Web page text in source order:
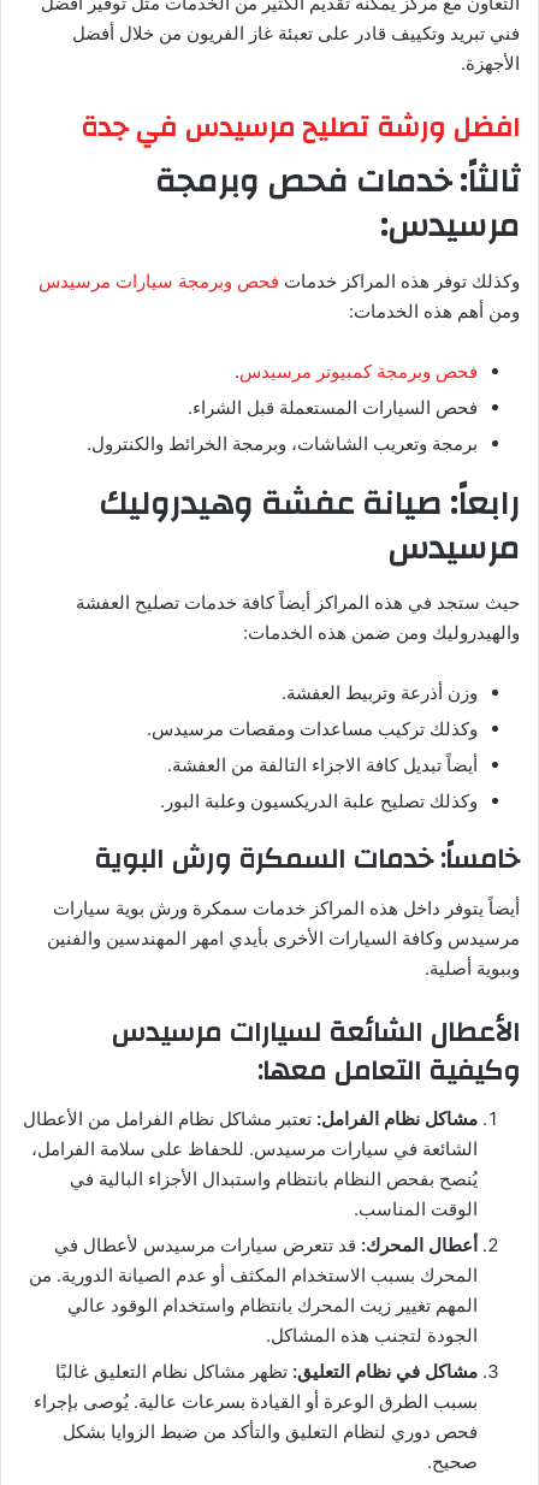
فني تبريد وتكييف قادر على تعبئة غاز الفريون من خلال أفضل
الأجهزة.
افضل ورشة تصليح مرسيدس في جدة
ثالثاً: خدمات فحص وبرمجة
مرسيدس:
وكذلك توفر هذه المراكز خدمات فحص وبرمجة سيارات مرسيدس
ومن أهم هذه الخدمات:
فحص وبرمجة كمبيوتر مرسيدس.
فحص السيارات المستعملة قبل الشراء.
برمجة وتعريب الشاشات، وبرمجة الخرائط والكنترول.
رابعاً: صيانة عفشة وهيدروليك
مرسيدس
حيث ستجد في هذه المراكز أيضاً كافة خدمات تصليح العفشة
والهيدروليك ومن ضمن هذه الخدمات:
وزن أذرعة وتربيط العفشة.
وكذلك تركيب مساعدات ومقصات مرسيدس.
أيضاً تبديل كافة الاجزاء التالفة من العفشة.
وكذلك تصليح علبة الدريكسيون وعلبة البور.
خامساً: خدمات السمكرة ورش البوية
أيضاً يتوفر داخل هذه المراكز خدمات سمكرة ورش بوية سيارات
مرسيدس وكافة السيارات الأخرى بأيدي امهر المهندسين والفنين
وببوية أصلية.
الأعطال الشائعة لسيارات مرسيدس
وكيفية التعامل معها:
مشاكل نظام الفرامل: تعتبر مشاكل نظام الفرامل من الأعطال
الشائعة في سيارات مرسيدس. للحفاظ على سلامة الفرامل،
يُنصح بفحص النظام بانتظام واستبدال الأجزاء البالية في
الوقت المناسب.
أعطال المحرك: قد تتعرض سيارات مرسيدس لأعطال في
المحرك بسبب الاستخدام المكثف أو عدم الصيانة الدورية. من
المهم تغيير زيت المحرك بانتظام واستخدام الوقود عالي
الجودة لتجنب هذه المشاكل.
مشاكل في نظام التعليق: تظهر مشاكل نظام التعليق غالبًا
بسبب الطرق الوعرة أو القيادة بسرعات عالية. يُوصى بإجراء
فحص دوري لنظام التعليق والتأكد من ضبط الزوايا بشكل
صحيح.